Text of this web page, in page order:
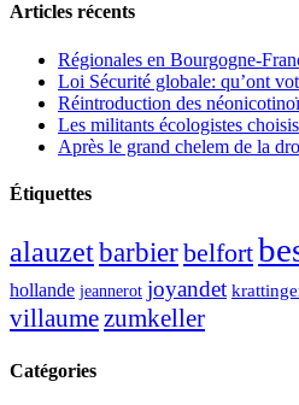
Articles récents
Régionales en Bourgogne-
Loi Sécurité globale: qu’ont
Réintroduction des
Les militants écologistes
Après le grand chelem de la
Étiquettes
alauzetbarbierbelfort
hollande jeannerot joyandet
villaumezumkeller
Catégories